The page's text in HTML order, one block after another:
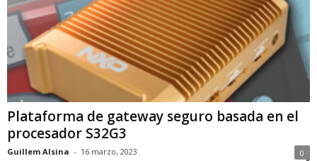
Plataforma de gateway seguro basada en el
procesador S32G3
Guillem Alsina - 16 marzo, 2023 0